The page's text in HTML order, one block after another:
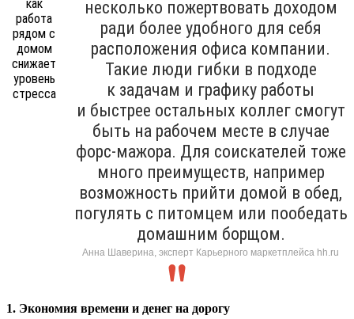
несколько пожертвовать доходом
ради более удобного для себя
расположения офиса компании.
Такие люди гибки в подходе
к задачам и графику работы
и быстрее остальных коллег смогут
быть на рабочем месте в случае
форс-мажора. Для соискателей тоже
много преимуществ, например
возможность прийти домой в обед,
погулять с питомцем или пообедать
домашним борщом.
Анна Шаверина, эксперт Карьерного маркетплейса hh.ru
1. Экономия времени и денег на дорогу